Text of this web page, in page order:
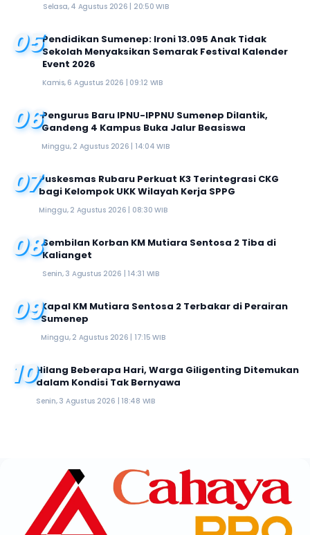
Selasa, 4 Agustus 2026 | 20:50 WIB
05Pendidikan Sumenep: Ironi 13.095 Anak Tidak
Sekolah Menyaksikan Semarak Festival Kalender
Event 2026
Kamis, 6 Agustus 2026 | 09:12 WIB
06Pengurus Baru IPNU-IPPNU Sumenep Dilantik,
Gandeng 4 Kampus Buka Jalur Beasiswa
Minggu, 2 Agustus 2026 | 14:04 WIB
07Puskesmas Rubaru Perkuat K3 Terintegrasi CKG
bagi Kelompok UKK Wilayah Kerja SPPG
Minggu, 2 Agustus 2026 | 08:30 WIB
08Sembilan Korban KM Mutiara Sentosa 2 Tiba di
Kalianget
Senin, 3 Agustus 2026 | 14:31 WIB
09Kapal KM Mutiara Sentosa 2 Terbakar di Perairan
Sumenep
Minggu, 2 Agustus 2026 | 17:15 WIB
10Hilang Beberapa Hari, Warga Giligenting Ditemukan
dalam Kondisi Tak Bernyawa
Senin, 3 Agustus 2026 | 18:48 WIB